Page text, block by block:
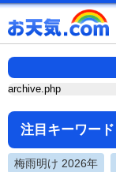
archive.php
注目キーワード
梅雨明け 2026年